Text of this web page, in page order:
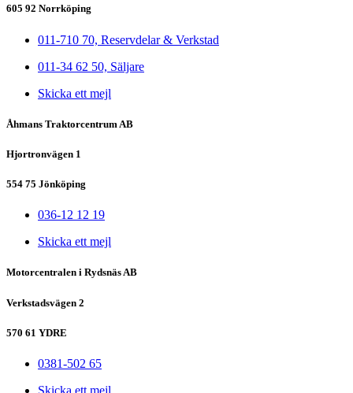
605 92 Norrköping
011-710 70, Reservdelar & Verkstad
011-34 62 50, Säljare
Skicka ett mejl
Åhmans Traktorcentrum AB
Hjortronvägen 1
554 75 Jönköping
036-12 12 19
Skicka ett mejl
Motorcentralen i Rydsnäs AB
Verkstadsvägen 2
570 61 YDRE
0381-502 65
Skicka ett mejl